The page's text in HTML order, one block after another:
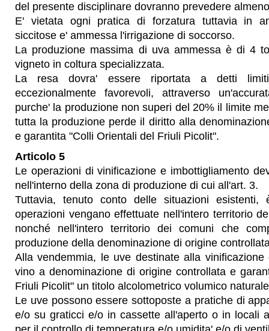
del presente disciplinare dovranno prevedere
E' vietata ogni pratica di forzatura tuttavia in
siccitose e' ammessa l'irrigazione di soccorso.
La produzione massima di uva ammessa è di 4
vigneto in coltura specializzata.
La resa dovra' essere riportata a detti
eccezionalmente favorevoli, attraverso
purche' la produzione non superi del 20% il limite
tutta la produzione perde il diritto alla
e garantita "Colli Orientali del Friuli Picolit".
Articolo 5
Le operazioni di vinificazione e imbottigliamento
nell'interno della zona di produzione di cui all'art. 3.
Tuttavia, tenuto conto delle situazioni esistenti,
operazioni vengano effettuate nell'intero territorio
nonché nell'intero territorio dei comuni che
produzione della denominazione di origine
Alla vendemmia, le uve destinate alla vinificazione
vino a denominazione di origine controllata e
Friuli Picolit" un titolo alcolometrico volumico
Le uve possono essere sottoposte a pratiche di
e/o su graticci e/o in cassette all'aperto o in locali